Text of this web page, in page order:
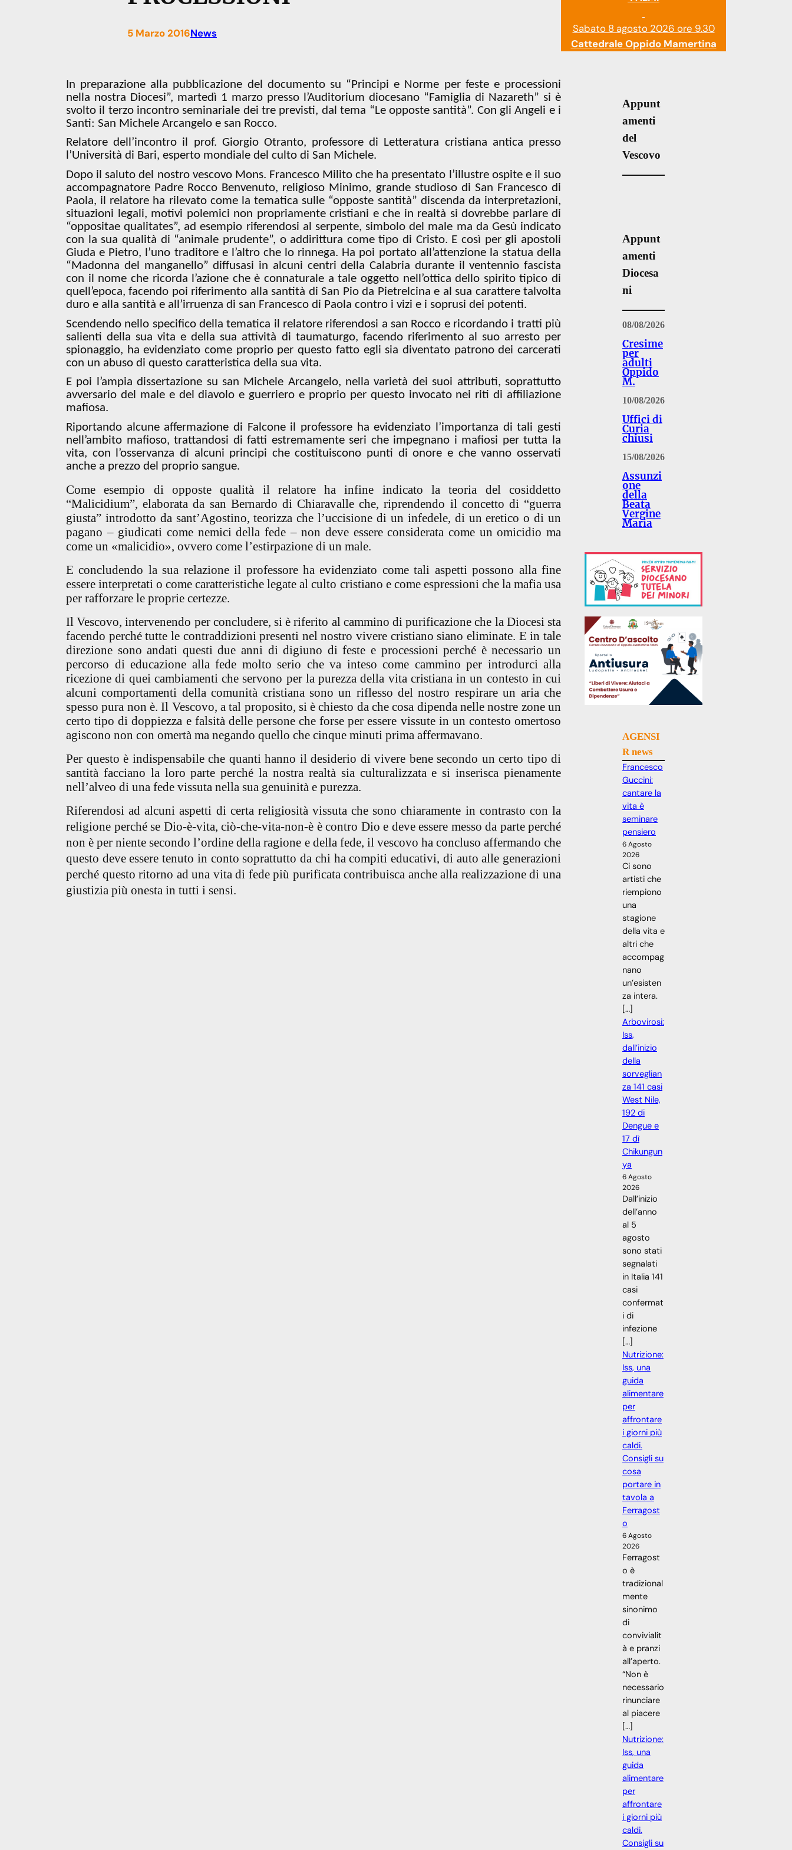
5 Marzo 2016News
In preparazione alla pubblicazione del documento su “Principi e Norme per feste e processioni
nella nostra Diocesi”, martedì 1 marzo presso l’Auditorium diocesano “Famiglia di Nazareth” si è
svolto il terzo incontro seminariale dei tre previsti, dal tema “Le opposte santità”. Con gli Angeli e i
Santi: San Michele Arcangelo e san Rocco.
Relatore dell’incontro il prof. Giorgio Otranto, professore di Letteratura cristiana antica presso
l’Università di Bari, esperto mondiale del culto di San Michele.
Dopo il saluto del nostro vescovo Mons. Francesco Milito che ha presentato l’illustre ospite e il suo
accompagnatore Padre Rocco Benvenuto, religioso Minimo, grande studioso di San Francesco di
Paola, il relatore ha rilevato come la tematica sulle “opposte santità” discenda da interpretazioni,
situazioni legali, motivi polemici non propriamente cristiani e che in realtà si dovrebbe parlare di
“oppositae qualitates”, ad esempio riferendosi al serpente, simbolo del male ma da Gesù indicato
con la sua qualità di “animale prudente”, o addirittura come tipo di Cristo. E così per gli apostoli
Giuda e Pietro, l’uno traditore e l’altro che lo rinnega. Ha poi portato all’attenzione la statua della
“Madonna del manganello” diffusasi in alcuni centri della Calabria durante il ventennio fascista
con il nome che ricorda l’azione che è connaturale a tale oggetto nell’ottica dello spirito tipico di
quell’epoca, facendo poi riferimento alla santità di San Pio da Pietrelcina e al sua carattere talvolta
duro e alla santità e all’irruenza di san Francesco di Paola contro i vizi e i soprusi dei potenti.
Scendendo nello specifico della tematica il relatore riferendosi a san Rocco e ricordando i tratti più
salienti della sua vita e della sua attività di taumaturgo, facendo riferimento al suo arresto per
spionaggio, ha evidenziato come proprio per questo fatto egli sia diventato patrono dei carcerati
con un abuso di questo caratteristica della sua vita.
E poi l’ampia dissertazione su san Michele Arcangelo, nella varietà dei suoi attributi, soprattutto
avversario del male e del diavolo e guerriero e proprio per questo invocato nei riti di affiliazione
mafiosa.
Riportando alcune affermazione di Falcone il professore ha evidenziato l’importanza di tali gesti
nell’ambito mafioso, trattandosi di fatti estremamente seri che impegnano i mafiosi per tutta la
vita, con l’osservanza di alcuni principi che costituiscono punti di onore e che vanno osservati
anche a prezzo del proprio sangue.
Come esempio di opposte qualità il relatore ha infine indicato la teoria del cosiddetto
“Malicidium”, elaborata da san Bernardo di Chiaravalle che, riprendendo il concetto di “guerra
giusta” introdotto da sant’Agostino, teorizza che l’uccisione di un infedele, di un eretico o di un
pagano– giudicati come nemici della fede – non deve essere considerata come un omicidioma
come un «malicidio», ovvero come l’estirpazione di un male.
E concludendo la sua relazione il professore ha evidenziato come tali aspetti possono alla fine
essere interpretati o come caratteristiche legate al culto cristiano e come espressioni che la mafia usa
per rafforzare le proprie certezze.
Il Vescovo, intervenendo per concludere, si è riferito al cammino di purificazione che la Diocesi sta
facendo perché tutte le contraddizioni presenti nel nostro vivere cristiano siano eliminate. E in tale
direzione sono andati questi due anni di digiuno di feste e processioni perché è necessario un
percorso di educazione alla fede molto serio che va inteso come cammino per introdurci alla
ricezione di quei cambiamenti che servono per la purezza della vita cristiana in un contesto in cui
alcuni comportamenti della comunità cristiana sono un riflesso del nostro respirare un aria che
spesso pura non è. Il Vescovo, a tal proposito, si è chiesto da che cosa dipenda nelle nostre zone un
certo tipo di doppiezza e falsità delle persone che forse per essere vissute in un contesto omertoso
agiscono non con omertà ma negando quello che cinque minuti prima affermavano.
Per questo è indispensabile che quanti hanno il desiderio di vivere bene secondo un certo tipo di
santità facciano la loro parte perché la nostra realtà sia culturalizzata e si inserisca pienamente
nell’alveo di una fede vissuta nella sua genuinità e purezza.
Riferendosi ad alcuni aspetti di certa religiosità vissuta che sono chiaramente in contrasto con la
religione perché se Dio-è-vita, ciò-che-vita-non-è è contro Dio e deve essere messo da parte perché
non è per niente secondo l’ordine della ragione e della fede, il vescovo ha concluso affermando che
questo deve essere tenuto in conto soprattutto da chi ha compiti educativi, di auto alle generazioni
perché questo ritorno ad una vita di fede più purificata contribuisca anche alla realizzazione di una
giustizia più onesta in tutti i sensi.
Sabato 8 agosto 2026 ore 9.30
Cattedrale Oppido Mamertina
Appunt
amenti
del
Vescovo
Appunt
amenti
Diocesa
ni
08/08/2026
Cresime
per
adulti
Oppido
M.
10/08/2026
Uffici di
Curia
chiusi
15/08/2026
Assunzi
one
della
Beata
Vergine
Maria
AGENSI
R news
Francesco
Guccini:
cantare la
vita è
seminare
pensiero
6 Agosto
2026
Ci sono
artisti che
riempiono
una
stagione
della vita e
altri che
accompag
nano
un’esisten
za intera.
[…]
Arbovirosi:
Iss,
dall’inizio
della
sorveglian
za 141 casi
West Nile,
192 di
Dengue e
17 dì
Chikungun
ya
6 Agosto
2026
Dall’inizio
dell’anno
al 5
agosto
sono stati
segnalati
in Italia 141
casi
confermat
i di
infezione
[…]
Nutrizione:
Iss, una
guida
alimentare
per
affrontare
i giorni più
caldi.
Consigli su
cosa
portare in
tavola a
Ferragost
o
6 Agosto
2026
Ferragost
o è
tradizional
mente
sinonimo
di
convivialit
à e pranzi
all’aperto.
“Non è
necessario
rinunciare
al piacere
[…]
Nutrizione:
Iss, una
guida
alimentare
per
affrontare
i giorni più
caldi.
Consigli su